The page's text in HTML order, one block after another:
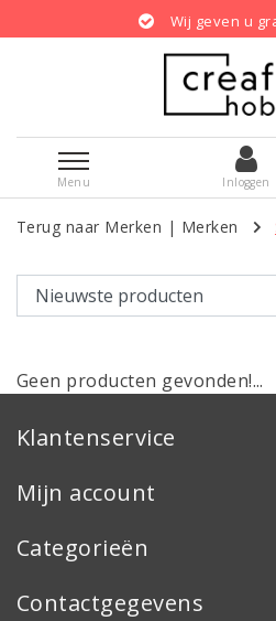
Wij geven u
Menu Inloggen
Terug naar Merken | Merken
Geen producten gevonden!...
Klantenservice
Mijn account
Categorieën
Contactgegevens